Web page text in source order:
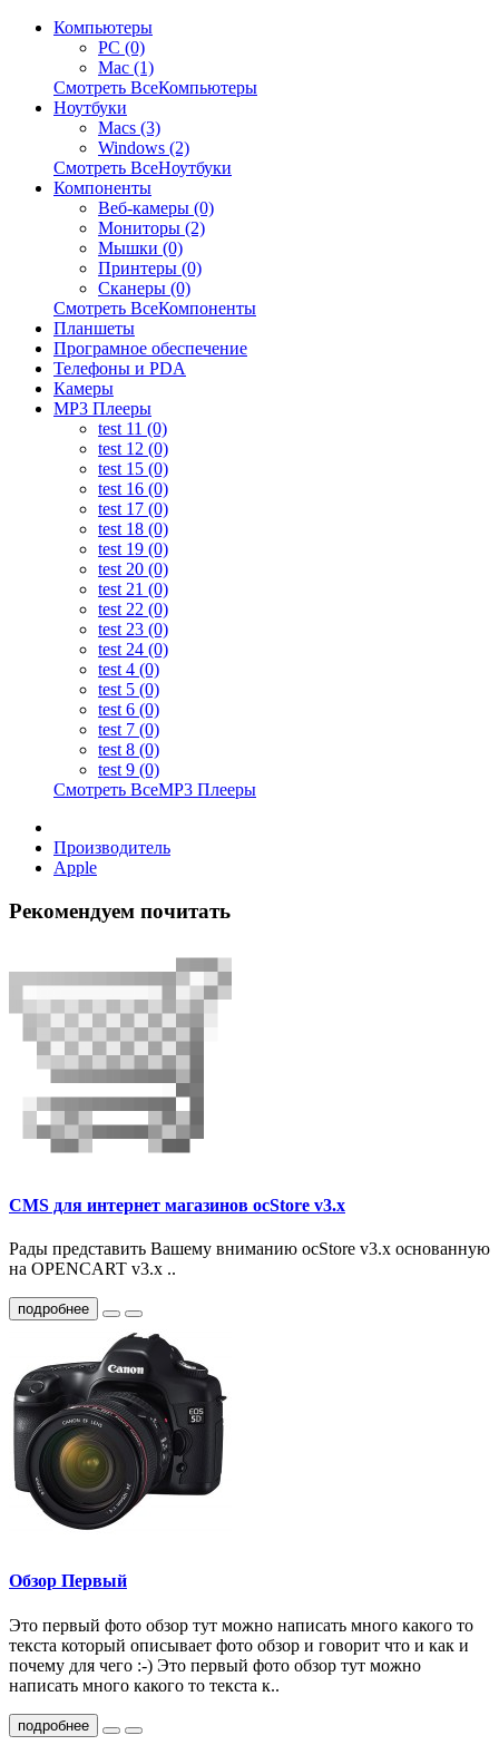
Компьютеры
PC (0)
Mac (1)
Смотреть ВсеКомпьютеры
Ноутбуки
Macs (3)
Windows (2)
Смотреть ВсеНоутбуки
Компоненты
Веб-камеры (0)
Мониторы (2)
Мышки (0)
Принтеры (0)
Сканеры (0)
Смотреть ВсеКомпоненты
Планшеты
Програмное обеспечение
Телефоны и PDA
Камеры
MP3 Плееры
test 11 (0)
test 12 (0)
test 15 (0)
test 16 (0)
test 17 (0)
test 18 (0)
test 19 (0)
test 20 (0)
test 21 (0)
test 22 (0)
test 23 (0)
test 24 (0)
test 4 (0)
test 5 (0)
test 6 (0)
test 7 (0)
test 8 (0)
test 9 (0)
Смотреть ВсеMP3 Плееры
Производитель
Apple
Рекомендуем почитать
CMS для интернет магазинов ocStore v3.x
Рады представить Вашему вниманию ocStore v3.x основанную
на OPENCART v3.x ..
подробнее
Обзор Первый
Это первый фото обзор тут можно написать много какого то
текста который описывает фото обзор и говорит что и как и
почему для чего :-) Это первый фото обзор тут можно
написать много какого то текста к..
подробнее